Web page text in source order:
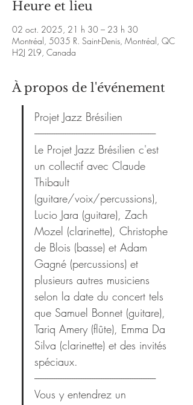
Heure et lieu
02 oct. 2025, 21 h 30 – 23 h 30
Montréal, 5035 R. Saint-Denis, Montréal, QC
H2J 2L9, Canada
À propos de l'événement
Projet Jazz Brésilien
-------------------------------------------------------------------
Le Projet Jazz Brésilien c'est
un collectif avec Claude
Thibault
(guitare/voix/percussions),
Lucio Jara (guitare), Zach
Mozel (clarinette), Christophe
de Blois (basse) et Adam
Gagné (percussions) et
plusieurs autres musiciens
selon la date du concert tels
que Samuel Bonnet (guitare),
Tariq Amery (flûte), Emma Da
Silva (clarinette) et des invités
spéciaux.
-------------------------------------------------------------------
Vous y entendrez un